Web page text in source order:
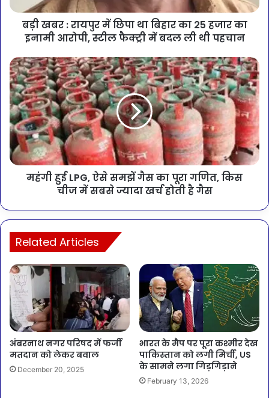
बड़ी खबर : रायपुर में छिपा था बिहार का 25 हजार का
इनामी आरोपी, स्टील फैक्ट्री में बदल ली थी पहचान
महंगी हुई LPG, ऐसे समझें गैस का पूरा गणित, किस
चीज में सबसे ज्यादा खर्च होती है गैस
Related Articles
अंबरनाथ नगर परिषद में फर्जी
मतदान को लेकर बवाल
December 20, 2025
भारत के मैप पर पूरा कश्मीर देख
पाकिस्तान को लगी मिर्ची, US
के सामने लगा गिड़गिड़ाने
February 13, 2026